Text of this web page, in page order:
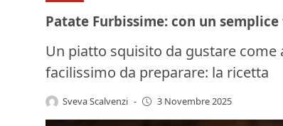
Patate Furbissime: con un
Un piatto squisito da gustare
facilissimo da preparare: la ricetta
Sveva Scalvenzi - 3 Novembre 2025